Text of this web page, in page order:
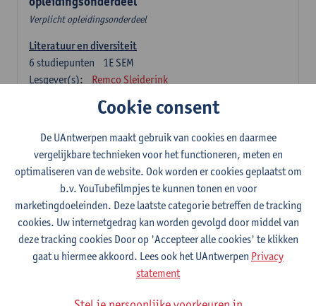
Verplicht opleidingsonderdeel
Literatuur en diversiteit
1E SEM
6 studiepunten
Lesgever(s):
Remco Sleiderink
Inleiding tot de algemene taalwetenschap
Lesgever(s):
Astrid De Wit Peter Petré
Nederlands: verplichte opleidingsonderdelen
Nederlandse taalbeheersing 1: Basisvaardigheden
spreken en schrijven
1E/2E SEM
6studiepunten
Lesgever(s):
Sarah Bernolet
Chris De Wulf
Katrien Verreyken
Cookie consent
De UAntwerpen maakt gebruik van cookies en daarmee
vergelijkbare technieken voor het functioneren, meten en
optimaliseren van de website. Ook worden er cookies geplaatst om
b.v. YouTubefilmpjes te kunnen tonen en voor
marketingdoeleinden. Deze laatste categorie betreffen de tracking
cookies. Uw internetgedrag kan worden gevolgd door middel van
deze tracking cookies Door op 'Accepteer alle cookies' te klikken
gaat u hiermee akkoord. Lees ook het UAntwerpen Privacy
statement